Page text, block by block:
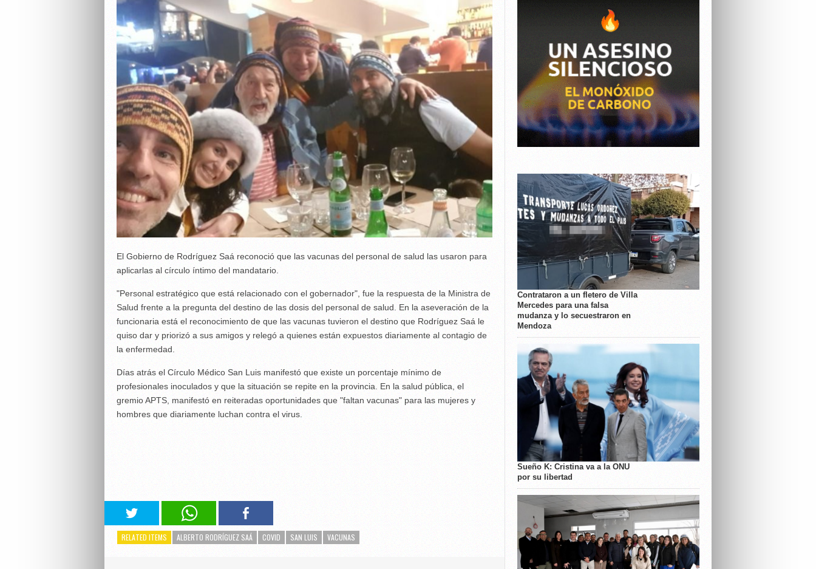
El Gobierno de Rodríguez Saá reconoció que las vacunas del personal de salud las usaron para
aplicarlas al círculo íntimo del mandatario.
"Personal estratégico que está relacionado con el gobernador", fue la respuesta de la Ministra de
Salud frente a la pregunta del destino de las dosis del personal de salud. En la aseveración de la
funcionaria está el reconocimiento de que las vacunas tuvieron el destino que Rodríguez Saá le
quiso dar y priorizó a sus amigos y relegó a quienes están expuestos diariamente al contagio de
la enfermedad.
Días atrás el Círculo Médico San Luis manifestó que existe un porcentaje mínimo de
profesionales inoculados y que la situación se repite en la provincia. En la salud pública, el
gremio APTS, manifestó en reiteradas oportunidades que "faltan vacunas" para las mujeres y
hombres que diariamente luchan contra el virus.
RELATED ITEMS ALBERTO RODRÍGUEZ SAÁ COVID SAN LUIS VACUNAS
Contrataron a un fletero de Villa
Mercedes para una falsa
mudanza y lo secuestraron en
Mendoza
Sueño K: Cristina va a la ONU
por su libertad